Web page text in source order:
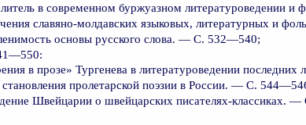
в современном буржуазном литературоведении
славяно-молдавских языковых, литературных и
основы русского слова. — С. 532—540;
в прозе» Тургенева в литературоведении
пролетарской поэзии в России. — С.
Швейцарии о швейцарских писателях-классиках.